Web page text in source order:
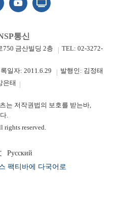
통신
750 금산빌딩 2층
TEL: 02-3272-
일자: 2011.6.29
발행인: 김정태
은태
는 저작권법의 보호를 받는바,
.
rights reserved.
Русский
팩티바에 다국어로